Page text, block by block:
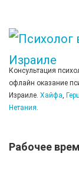
Консультация
офлайн оказание
Израиле. Хайфа,
Нетания.
Рабочее